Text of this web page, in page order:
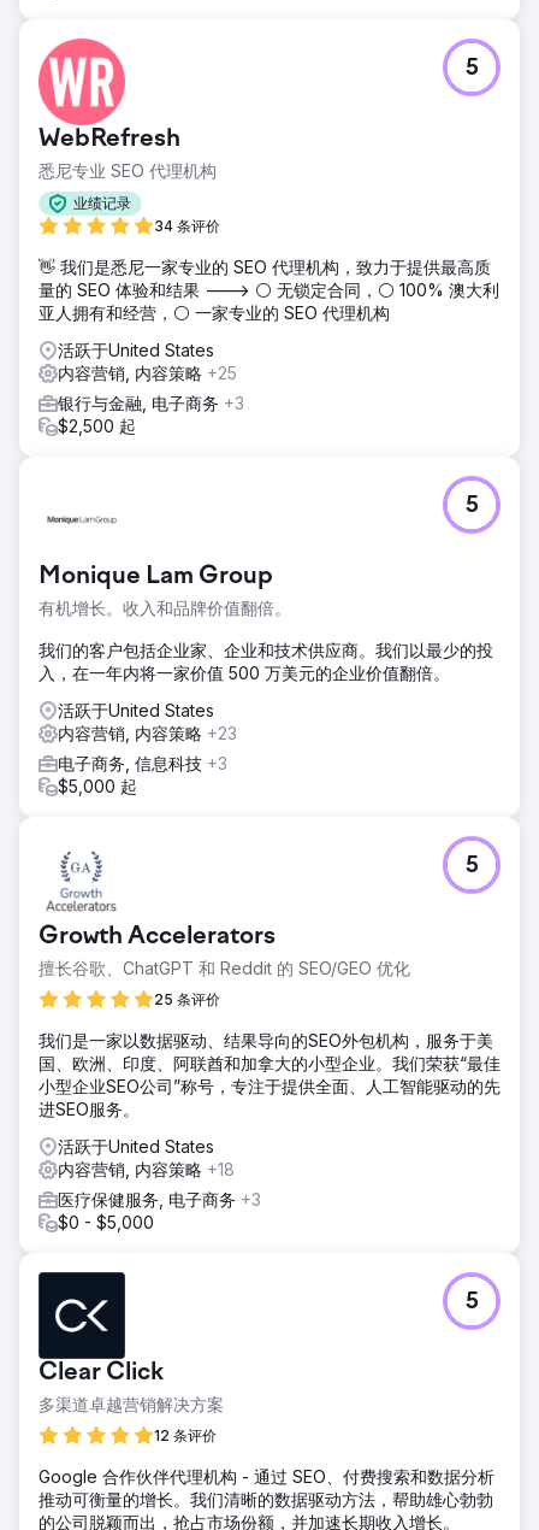
WebRefresh
悉尼专业 SEO 代理机构
业绩记录
34 条评价
5
👋 我们是悉尼一家专业的 SEO 代理机构，致力于提供最高质
量的 SEO 体验和结果 ---> ⚪ 无锁定合同，⚪ 100% 澳大利
亚人拥有和经营，⚪ 一家专业的 SEO 代理机构
活跃于United States
内容营销, 内容策略 +25
银行与金融, 电子商务 +3
$2,500 起
Monique Lam Group
有机增长。收入和品牌价值翻倍。
5
我们的客户包括企业家、企业和技术供应商。我们以最少的投
入，在一年内将一家价值 500 万美元的企业价值翻倍。
活跃于United States
内容营销, 内容策略 +23
电子商务, 信息科技 +3
$5,000 起
Growth Accelerators
擅长谷歌、ChatGPT 和 Reddit 的 SEO/GEO 优化
25 条评价
5
我们是一家以数据驱动、结果导向的SEO外包机构，服务于美
国、欧洲、印度、阿联酋和加拿大的小型企业。我们荣获“最佳
小型企业SEO公司”称号，专注于提供全面、人工智能驱动的先
进SEO服务。
活跃于United States
内容营销, 内容策略 +18
医疗保健服务, 电子商务 +3
$0 - $5,000
Clear Click
多渠道卓越营销解决方案
12 条评价
5
Google 合作伙伴代理机构 - 通过 SEO、付费搜索和数据分析
推动可衡量的增长。我们清晰的数据驱动方法，帮助雄心勃勃
的公司脱颖而出，抢占市场份额，并加速长期收入增长。